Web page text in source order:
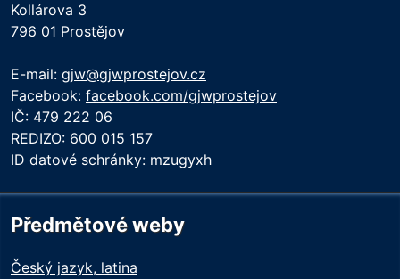
Kollárova 3
796 01 Prostějov
E-mail: gjw@gjwprostejov.cz
Facebook: facebook.com/gjwprostejov
IČ: 479 222 06
REDIZO: 600 015 157
ID datové schránky: mzugyxh
Předmětové weby
Český jazyk, latina